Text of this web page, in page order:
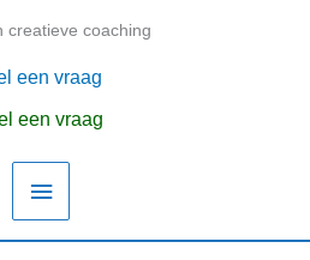
creatieve coaching
Hoofdmenu
een vraag
een vraag